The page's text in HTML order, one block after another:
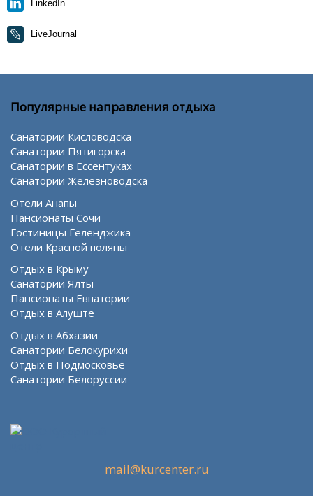
LinkedIn
LiveJournal
Популярные направления отдыха
Санатории Кисловодска
Санатории Пятигорска
Санатории в Ессентуках
Санатории Железноводска
Отели Анапы
Пансионаты Сочи
Гостиницы Геленджика
Отели Красной поляны
Отдых в Крыму
Санатории Ялты
Пансионаты Евпатории
Отдых в Алуште
Отдых в Абхазии
Санатории Белокурихи
Отдых в Подмосковье
Санатории Белоруссии
mail@kurcenter.ru